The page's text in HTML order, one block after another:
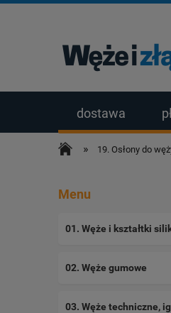
dostawa
» 19. Osłony do
Menu
01. Węże i kształtki
02. Węże gumowe
03. Węże techniczne,